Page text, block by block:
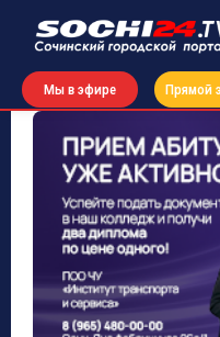
Мы в эфире Прямой